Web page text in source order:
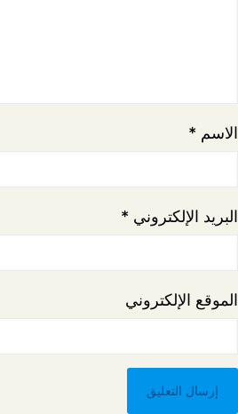
الاسم *
البريد الإلكتروني *
الموقع الإلكتروني